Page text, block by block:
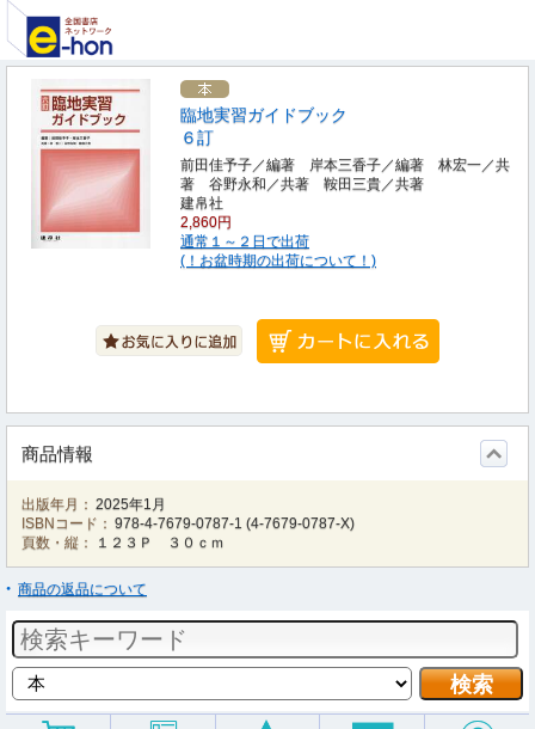
臨地実習ガイドブック
６訂
前田佳予子／編著 岸本三香子／編著 林宏一／共
著 谷野永和／共著 鞍田三貴／共著
建帛社
2,860円
通常１～２日で出荷
(！お盆時期の出荷について！)
商品情報
出版年月： 2025年1月
ISBNコード： 978-4-7679-0787-1 (4-7679-0787-X)
頁数・縦：
１２３Ｐ ３０ｃｍ
商品の返品について